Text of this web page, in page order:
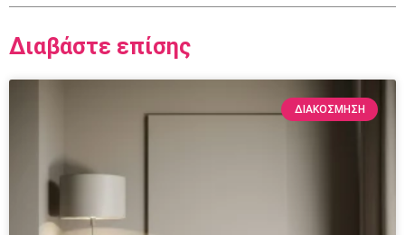
Διαβάστε επίσης
ΔΙΑΚΌΣΜΗΣΗ